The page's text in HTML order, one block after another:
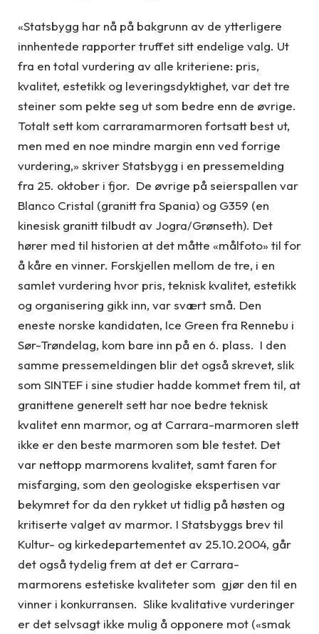
«Statsbygg har nå på bakgrunn av de ytterligere
innhentede rapporter truffet sitt endelige valg. Ut
fra en total vurdering av alle kriteriene: pris,
kvalitet, estetikk og leveringsdyktighet, var det tre
steiner som pekte seg ut som bedre enn de øvrige.
Totalt sett kom carraramarmoren fortsatt best ut,
men med en noe mindre margin enn ved forrige
vurdering,» skriver Statsbygg i en pressemelding
fra 25. oktober i fjor. De øvrige på seierspallen var
Blanco Cristal (granitt fra Spania) og G359 (en
kinesisk granitt tilbudt av Jogra/Grønseth). Det
hører med til historien at det måtte «målfoto» til for
å kåre en vinner. Forskjellen mellom de tre, i en
samlet vurdering hvor pris, teknisk kvalitet, estetikk
og organisering gikk inn, var svært små. Den
eneste norske kandidaten, Ice Green fra Rennebu i
Sør-Trøndelag, kom bare inn på en 6. plass. I den
samme pressemeldingen blir det også skrevet, slik
som SINTEF i sine studier hadde kommet frem til, at
granittene generelt sett har noe bedre teknisk
kvalitet enn marmor, og at Carrara-marmoren slett
ikke er den beste marmoren som ble testet. Det
var nettopp marmorens kvalitet, samt faren for
misfarging, som den geologiske ekspertisen var
bekymret for da den rykket ut tidlig på høsten og
kritiserte valget av marmor. I Statsbyggs brev til
Kultur- og kirkedepartementet av 25.10.2004, går
det også tydelig frem at det er Carrara-
marmorens estetiske kvaliteter som gjør den til en
vinner i konkurransen. Slike kvalitative vurderinger
er det selvsagt ikke mulig å opponere mot («smak